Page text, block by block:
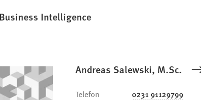
Intelligence
Andreas Salewski, M.Sc.
Telefon 0231 91129799